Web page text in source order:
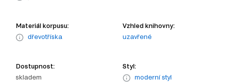
Materiál korpusu:
dřevotříska
Vzhled knihovny:
uzavřené
Dostupnost:
skladem
Styl:
moderní styl